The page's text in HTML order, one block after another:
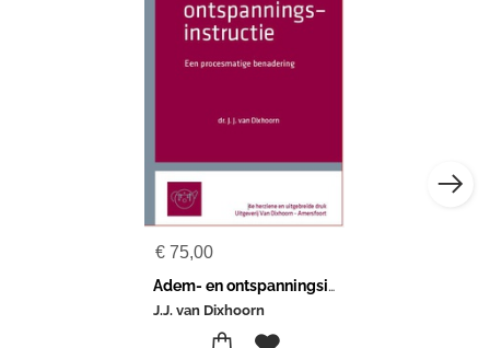
€ 75,00
Adem- en ontspanningsinstructie
J.J. van Dixhoorn